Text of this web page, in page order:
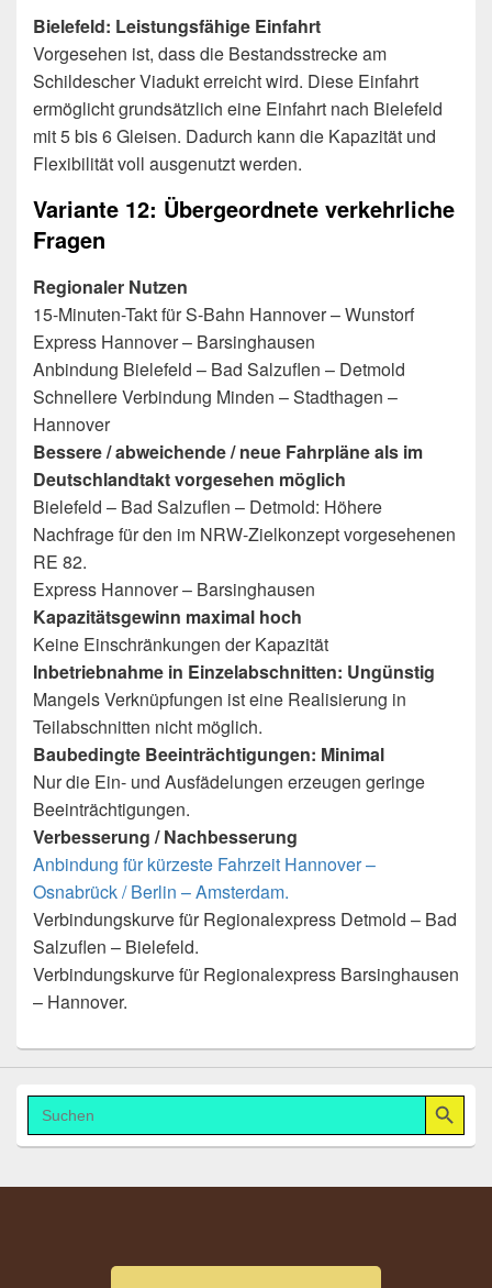
Bielefeld: Leistungsfähige Einfahrt
Vorgesehen ist, dass die Bestandsstrecke am
Schildescher Viadukt erreicht wird. Diese Einfahrt
ermöglicht grundsätzlich eine Einfahrt nach Bielefeld
mit 5 bis 6 Gleisen. Dadurch kann die Kapazität und
Flexibilität voll ausgenutzt werden.
Variante 12: Übergeordnete verkehrliche
Fragen
Regionaler Nutzen
15-Minuten-Takt für S-Bahn Hannover – Wunstorf
Express Hannover – Barsinghausen
Anbindung Bielefeld – Bad Salzuflen – Detmold
Schnellere Verbindung Minden – Stadthagen –
Hannover
Bessere / abweichende / neue Fahrpläne als im
Deutschlandtakt vorgesehen möglich
Bielefeld – Bad Salzuflen – Detmold: Höhere
Nachfrage für den im NRW-Zielkonzept vorgesehenen
RE 82.
Express Hannover – Barsinghausen
Kapazitätsgewinn maximal hoch
Keine Einschränkungen der Kapazität
Inbetriebnahme in Einzelabschnitten: Ungünstig
Mangels Verknüpfungen ist eine Realisierung in
Teilabschnitten nicht möglich.
Baubedingte Beeinträchtigungen: Minimal
Nur die Ein- und Ausfädelungen erzeugen geringe
Beeinträchtigungen.
Verbesserung / Nachbesserung
Anbindung für kürzeste Fahrzeit Hannover –
Osnabrück / Berlin – Amsterdam.
Verbindungskurve für Regionalexpress Detmold – Bad
Salzuflen – Bielefeld.
Verbindungskurve für Regionalexpress Barsinghausen
– Hannover.
Search
for:
Search Button